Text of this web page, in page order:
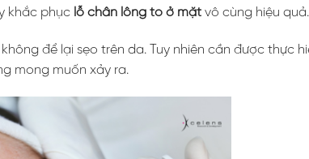
khắc phục lỗ chân lông to ở mặt vô cùng hiệu quả.
để lại sẹo trên da. Tuy nhiên cần được thực
mong muốn xảy ra.